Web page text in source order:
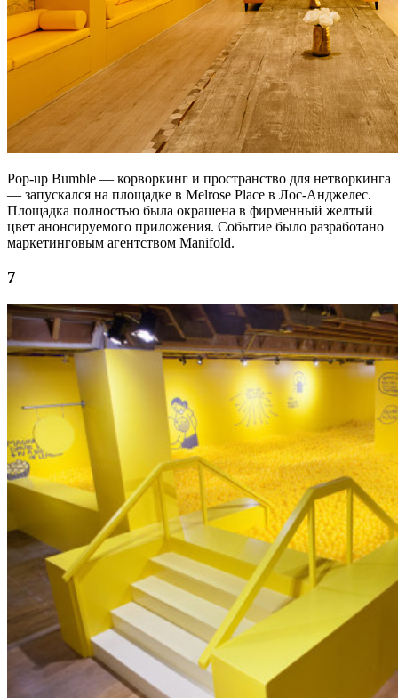
Pop-up Bumble — корворкинг и пространство для нетворкинга
— запускался на площадке в Melrose Place в Лос-Анджелес.
Площадка полностью была окрашена в фирменный желтый
цвет анонсируемого приложения. Событие было разработано
маркетинговым агентством Manifold.
7